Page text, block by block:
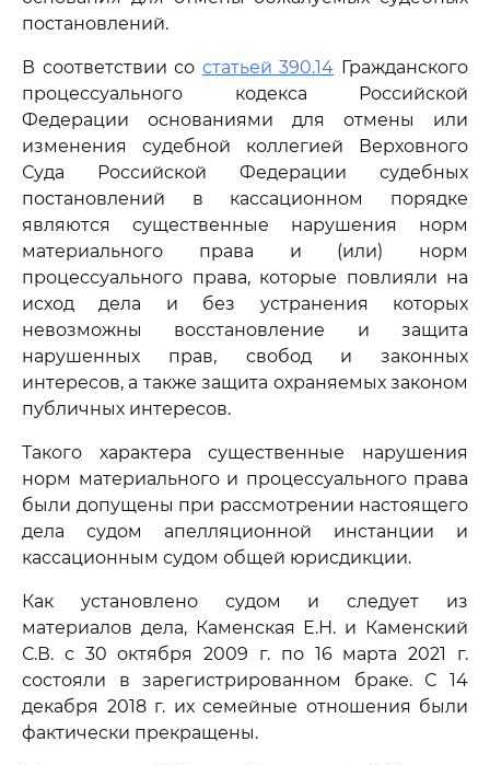
постановлений.
В соответствии со статьей 390.14 Гражданского
процессуального кодекса Российской
Федерации основаниями для отмены или
изменения судебной коллегией Верховного
Суда Российской Федерации судебных
постановлений в кассационном порядке
являются существенные нарушения норм
материального права и (или) норм
процессуального права, которые повлияли на
исход дела и без устранения которых
невозможны восстановление и защита
нарушенных прав, свобод и законных
интересов, а также защита охраняемых законом
публичных интересов.
Такого характера существенные нарушения
норм материального и процессуального права
были допущены при рассмотрении настоящего
дела судом апелляционной инстанции и
кассационным судом общей юрисдикции.
Как установлено судом и следует из
материалов дела, Каменская Е.Н. и Каменский
С.В. с 30 октября 2009 г. по 16 марта 2021 г.
состояли в зарегистрированном браке. С 14
декабря 2018 г. их семейные отношения были
фактически прекращены.